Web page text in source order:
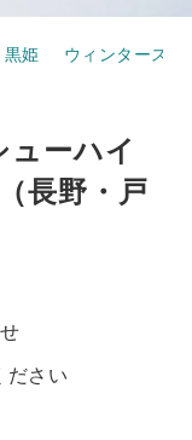
黒姫 ウィンタースポ
ーハイ
長野・戸
ださい